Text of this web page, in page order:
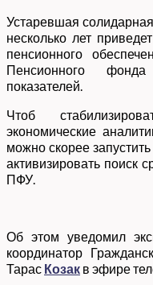
Устаревшая
несколько лет
пенсионного
Пенсионного
показателей.
Чтоб
экономические
можно скорее
активизировать поиск
ПФУ.
Об этом уведомил
координатор
Тарас Козак в эфире